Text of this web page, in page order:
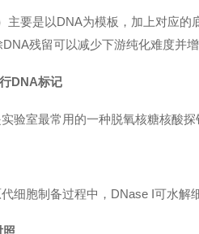
主要是以DNA为模板，加上对应
残留可以减少下游纯化难度并增
DNA标记
验室最常用的一种脱氧核糖核酸
细胞制备过程中，DNase I可水